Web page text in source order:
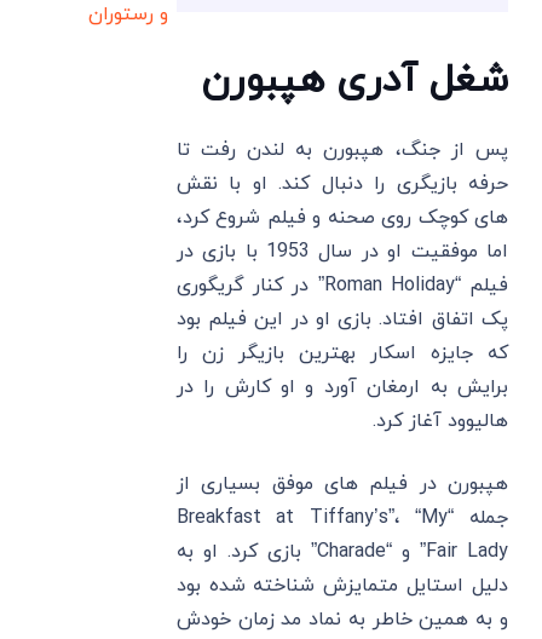
شغل آدری هپبورن
پس از جنگ، هپبورن به لندن رفت تا
حرفه بازیگری را دنبال کند. او با نقش‌
های کوچک روی صحنه و فیلم شروع کرد،
اما موفقیت او در سال 1953 با بازی در
فیلم “Roman Holiday” در کنار گریگوری
پک اتفاق افتاد. بازی او در این فیلم بود
که جایزه اسکار بهترین بازیگر زن را
برایش به ارمغان آورد و او کارش را در
هالیوود آغاز کرد.
هپبورن در فیلم‌ های موفق بسیاری از
جمله “Breakfast at Tiffany’s”، “My
Fair Lady” و “Charade” بازی کرد. او به
دلیل استایل متمایزش شناخته شده بود
و به همین خاطر به نماد مد زمان خودش
و رستوران